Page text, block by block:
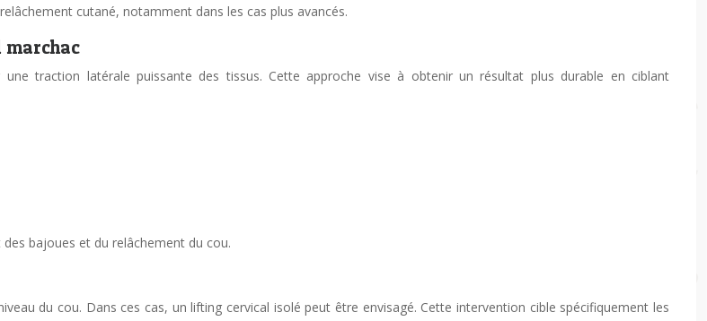
cutané, notamment dans les cas plus avancés.
marchac
traction latérale puissante des tissus. Cette approche vise à obtenir un résultat plus durable en ciblant
bajoues et du relâchement du cou.
du cou. Dans ces cas, un lifting cervical isolé peut être envisagé. Cette intervention cible spécifiquement les